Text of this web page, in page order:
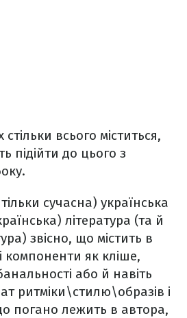
стільки всього міститься,
підійти до цього з
сучасна) українська
література (та й
звісно, що містить в
компоненти як кліше,
або й навіть
ритміки\стилю\образів і
погано лежить в автора,